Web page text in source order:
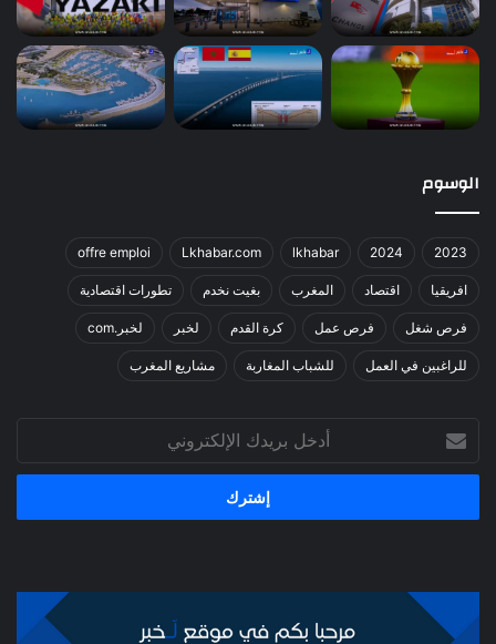
الوسوم
2023
2024
lkhabar
Lkhabar.com
offre emploi
افريقيا اقتصاد المغرب بغيت نخدم تطورات اقتصادية
فرص شغل فرص عمل كرة القدم لخبر لخبر.com
للراغبين في العمل للشباب المغاربة مشاريع المغرب
بريدك
الإلكتروني